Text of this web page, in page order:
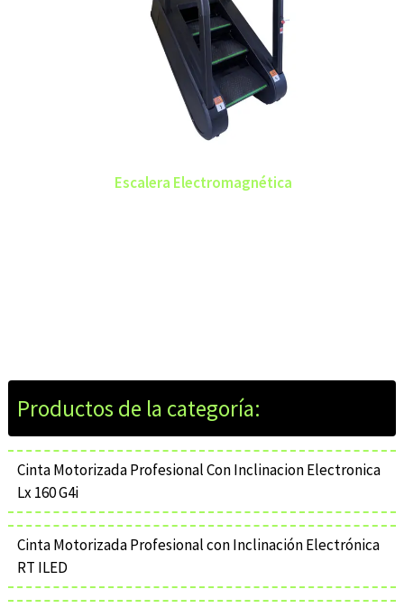
Cinta Motorizada Profesional Con Inclinacion Electronica
Lx 160 G4i
Cinta Motorizada Profesional con Inclinación Electrónica
RT ILED
Escalera Electromagnética